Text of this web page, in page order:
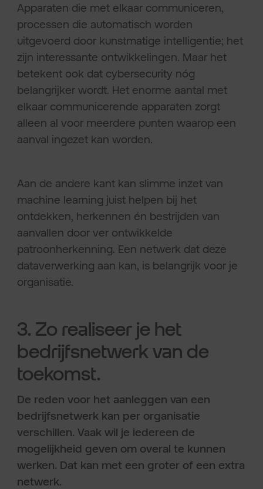
Apparaten die met elkaar communiceren,
processen die automatisch worden
uitgevoerd door kunstmatige intelligentie; het
zijn interessante ontwikkelingen. Maar het
betekent ook dat cybersecurity nóg
belangrijker wordt. Het enorme aantal met
elkaar communicerende apparaten zorgt
alleen al voor meerdere punten waarop een
aanval ingezet kan worden.
Aan de andere kant kan slimme inzet van
machine learning juist helpen bij het
ontdekken, herkennen én bestrijden van
aanvallen door ver ontwikkelde
patroonherkenning. Een netwerk dat deze
dataverwerking aan kan, is belangrijk voor je
organisatie.
3. Zo realiseer je het
bedrijfsnetwerk van de
toekomst.
De reden voor het aanleggen van een
bedrijfsnetwerk kan per organisatie
verschillen. Vaak wil je iedereen de
mogelijkheid geven om overal te kunnen
werken. Dat kan met een groter of een extra
netwerk.